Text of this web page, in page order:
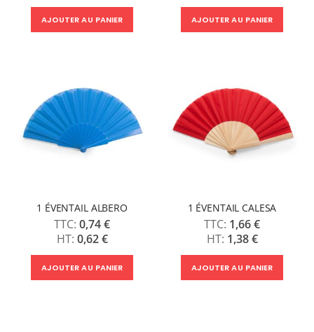
AJOUTER AU PANIER AJOUTER AU PANIER
1 ÉVENTAIL ALBERO
0,74 €
0,62 €
AJOUTER AU PANIER
1 ÉVENTAIL CALESA
1,66 €
1,38 €
AJOUTER AU PANIER